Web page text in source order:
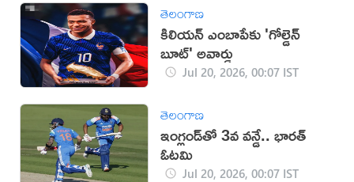
తెలంగాణ
కిలియన్ ఎంబాపేకు 'గోల్డెన్
బూట్' అవార్డు
Jul 20, 2026, 00:07 IST
తెలంగాణ
ఇంగ్లండ్‌తో 3వ వన్డే.. భారత్
ఓటమి
Jul 20, 2026, 00:07 IST